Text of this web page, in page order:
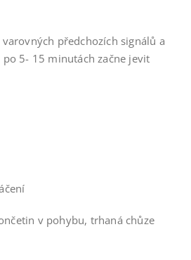
varovných předchozích signálů a
5- 15 minutách začne jevit
v pohybu, trhaná chůze